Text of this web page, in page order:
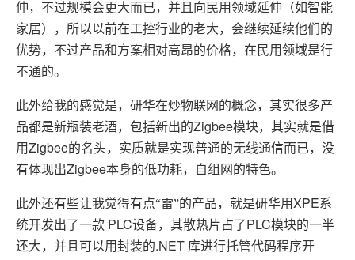
伸，不过规模会更大而已，并且向民用领域延伸（如智能
家居），所以以前在工控行业的老大，会继续延续他们的
优势，不过产品和方案相对高昂的价格，在民用领域是行
不通的。
此外给我的感觉是，研华在炒物联网的概念，其实很多产
品都是新瓶装老酒，包括新出的Zigbee模块，其实就是借
用Zigbee的名头，实质就是实现普通的无线通信而已，没
有体现出Zigbee本身的低功耗，自组网的特色。
此外还有些让我觉得有点“雷”的产品，就是研华用XPE系
统开发出了一款 PLC设备，其散热片占了PLC模块的一半
还大，并且可以用封装的.NET 库进行托管代码程序开